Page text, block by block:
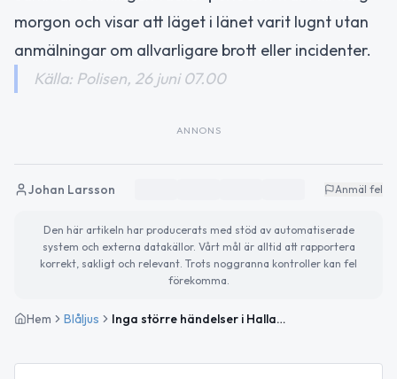
morgon och visar att läget i länet varit lugnt utan
anmälningar om allvarligare brott eller incidenter.
Källa: Polisen, 26 juni 07.00
ANNONS
Johan Larsson Anmäl fel
Den här artikeln har producerats med stöd av automatiserade
system och externa datakällor. Vårt mål är alltid att rapportera
korrekt, sakligt och relevant. Trots noggranna kontroller kan fel
förekomma.
Hem Blåljus Inga större händelser i Hallands län under natten